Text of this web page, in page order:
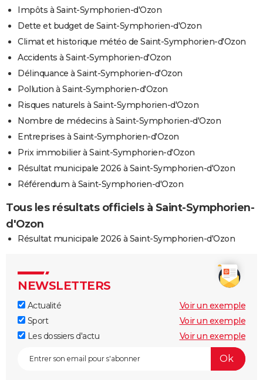
Impôts à Saint-Symphorien-d'Ozon
Dette et budget de Saint-Symphorien-d'Ozon
Climat et historique météo de Saint-Symphorien-d'Ozon
Accidents à Saint-Symphorien-d'Ozon
Délinquance à Saint-Symphorien-d'Ozon
Pollution à Saint-Symphorien-d'Ozon
Risques naturels à Saint-Symphorien-d'Ozon
Nombre de médecins à Saint-Symphorien-d'Ozon
Entreprises à Saint-Symphorien-d'Ozon
Prix immobilier à Saint-Symphorien-d'Ozon
Résultat municipale 2026 à Saint-Symphorien-d'Ozon
Référendum à Saint-Symphorien-d'Ozon
Tous les résultats officiels à Saint-Symphorien-
d'Ozon
Résultat municipale 2026 à Saint-Symphorien-d'Ozon
NEWSLETTERS
Actualité
Voir un exemple
Sport
Voir un exemple
Les dossiers d'actu
Voir un exemple